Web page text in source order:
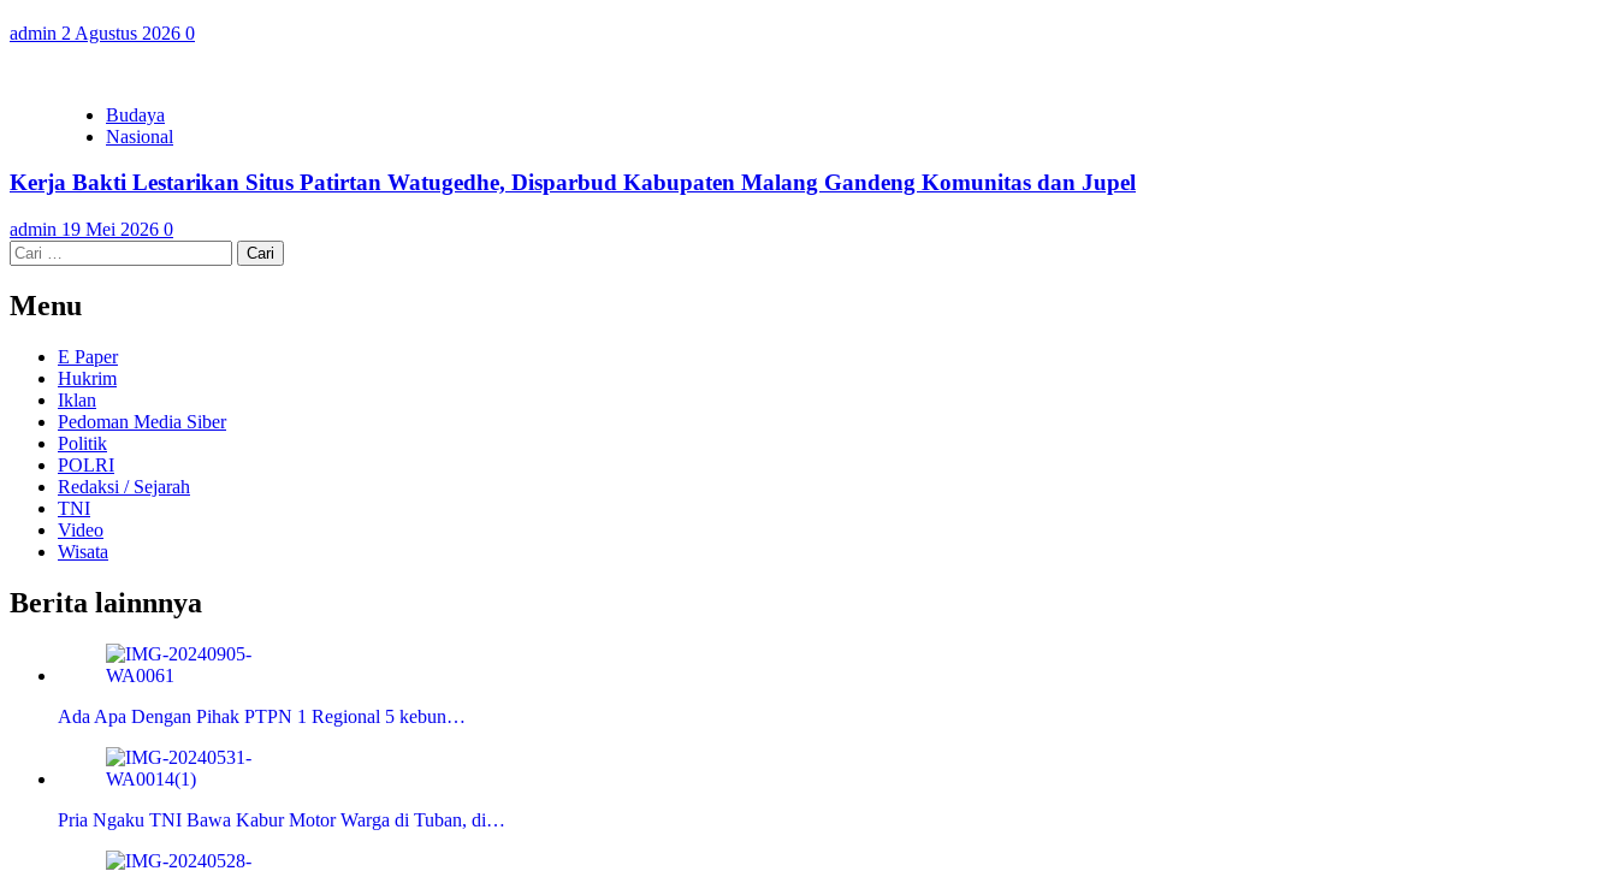
admin 2 Agustus 2026 0
Budaya
Nasional
Kerja Bakti Lestarikan Situs Patirtan Watugedhe, Disparbud Kabupaten Malang Gandeng Komunitas dan Jupel
admin 19 Mei 2026 0
Cari
untuk:
Menu
E Paper
Hukrim
Iklan
Pedoman Media Siber
Politik
POLRI
Redaksi / Sejarah
TNI
Video
Wisata
Berita lainnnya
Ada Apa Dengan Pihak PTPN 1 Regional 5 kebun…
Pria Ngaku TNI Bawa Kabur Motor Warga di Tuban, di…